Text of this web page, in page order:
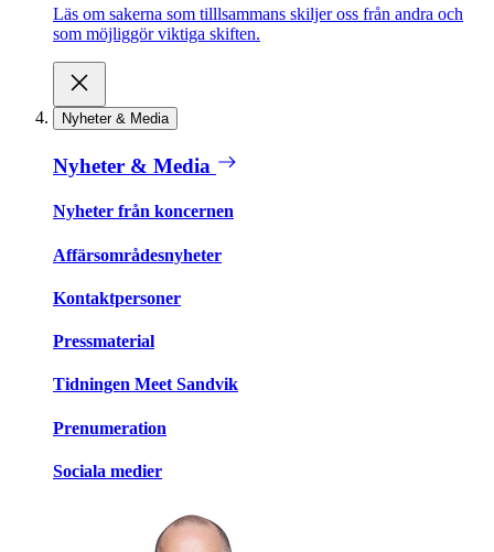
Läs om sakerna som tilllsammans skiljer oss från andra och
som möjliggör viktiga skiften.
Nyheter & Media
Nyheter & Media
Nyheter från koncernen
Affärsområdesnyheter
Kontaktpersoner
Pressmaterial
Tidningen Meet Sandvik
Prenumeration
Sociala medier